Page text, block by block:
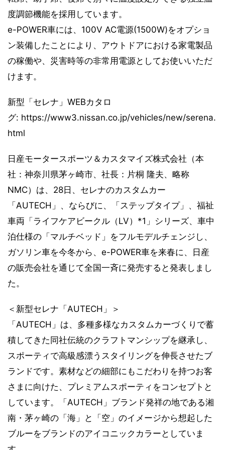
度調節機能を採用しています。
e-POWER車には、100V AC電源(1500W)をオプショ
ン装備したことにより、アウトドアにおける家電製品
の稼働や、災害時等の非常用電源としてお使いいただ
けます。
新型「セレナ」WEBカタロ
グ: https://www3.nissan.co.jp/vehicles/new/serena.
html
日産モータースポーツ＆カスタマイズ株式会社（本
社：神奈川県茅ヶ崎市、社長：片桐 隆夫、略称
NMC）は、28日、セレナのカスタムカー
「AUTECH」、ならびに、「ステップタイプ」、福祉
車両「ライフケアビークル（LV）*1」シリーズ、車中
泊仕様の「マルチベッド」をフルモデルチェンジし、
ガソリン車を今冬から、e-POWER車を来春に、日産
の販売会社を通じて全国一斉に発売すると発表しまし
た。
＜新型セレナ「AUTECH」＞
「AUTECH」は、多種多様なカスタムカーづくりで蓄
積してきた同社伝統のクラフトマンシップを継承し、
スポーティで高級感漂うスタイリングを伸長させたブ
ランドです。素材などの細部にもこだわりを持つお客
さまに向けた、プレミアムスポーティをコンセプトと
しています。「AUTECH」ブランド発祥の地である湘
南・茅ヶ崎の「海」と「空」のイメージから想起した
ブルーをブランドのアイコニックカラーとしていま